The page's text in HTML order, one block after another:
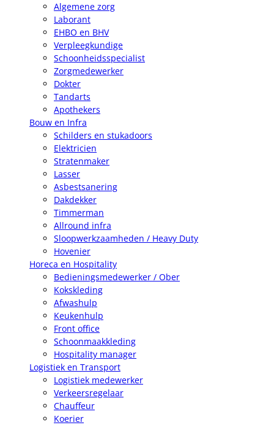
Algemene zorg
Laborant
EHBO en BHV
Verpleegkundige
Schoonheidsspecialist
Zorgmedewerker
Dokter
Tandarts
Apothekers
Bouw en Infra
Schilders en stukadoors
Elektricien
Stratenmaker
Lasser
Asbestsanering
Dakdekker
Timmerman
Allround infra
Sloopwerkzaamheden / Heavy Duty
Hovenier
Horeca en Hospitality
Bedieningsmedewerker / Ober
Kokskleding
Afwashulp
Keukenhulp
Front office
Schoonmaakkleding
Hospitality manager
Logistiek en Transport
Logistiek medewerker
Verkeersregelaar
Chauffeur
Koerier